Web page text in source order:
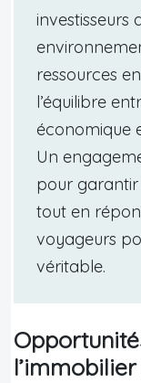
investisseurs
ressources
l’équilibre
économique
Un
pour
tout en
voyageurs
véritable.